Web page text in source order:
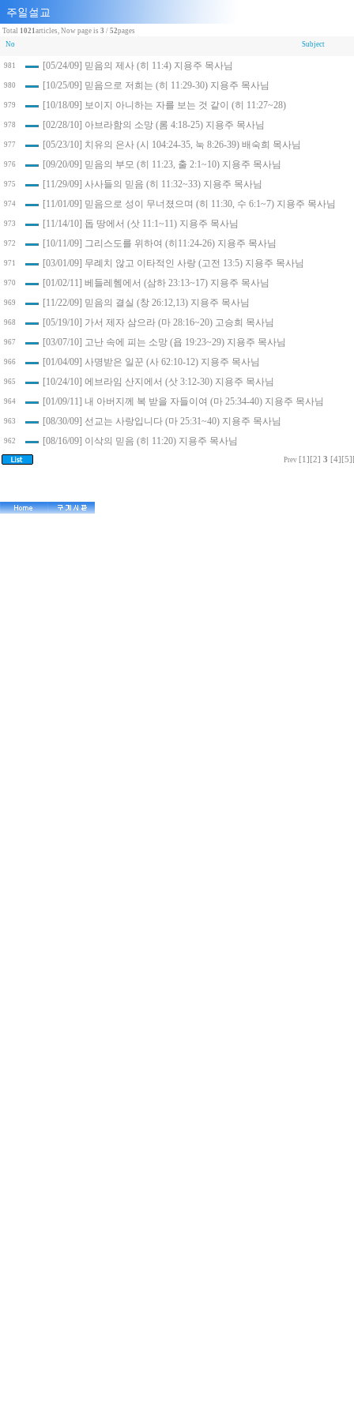
Total 1021articles, Now page is 3 / 52pages
No
Subject
981 [05/24/09] 믿음의 제사 (히 11:4) 지용주 목사님
980 [10/25/09] 믿음으로 저희는 (히 11:29-30) 지용주 목사님
979 [10/18/09] 보이지 아니하는 자를 보는 것 같이 (히 11:27~28)
978 [02/28/10] 아브라함의 소망 (롬 4:18-25) 지용주 목사님
977 [05/23/10] 치유의 은사 (시 104:24-35, 눅 8:26-39) 배숙희 목사님
976 [09/20/09] 믿음의 부모 (히 11:23, 출 2:1~10) 지용주 목사님
975 [11/29/09] 사사들의 믿음 (히 11:32~33) 지용주 목사님
974 [11/01/09] 믿음으로 성이 무너졌으며 (히 11:30, 수 6:1~7) 지용주 목사님
973 [11/14/10] 돕 땅에서 (삿 11:1~11) 지용주 목사님
972 [10/11/09] 그리스도를 위하여 (히11:24-26) 지용주 목사님
971 [03/01/09] 무례치 않고 이타적인 사랑 (고전 13:5) 지용주 목사님
970 [01/02/11] 베들레헴에서 (삼하 23:13~17) 지용주 목사님
969 [11/22/09] 믿음의 결실 (창 26:12,13) 지용주 목사님
968 [05/19/10] 가서 제자 삼으라 (마 28:16~20) 고승희 목사님
967 [03/07/10] 고난 속에 피는 소망 (욥 19:23~29) 지용주 목사님
966 [01/04/09] 사명받은 일꾼 (사 62:10-12) 지용주 목사님
965 [10/24/10] 에브라임 산지에서 (삿 3:12-30) 지용주 목사님
964 [01/09/11] 내 아버지께 복 받을 자들이여 (마 25:34-40) 지용주 목사님
963 [08/30/09] 선교는 사랑입니다 (마 25:31~40) 지용주 목사님
962 [08/16/09] 이삭의 믿음 (히 11:20) 지용주 목사님
Prev [1] [2] 3 [4] [5]